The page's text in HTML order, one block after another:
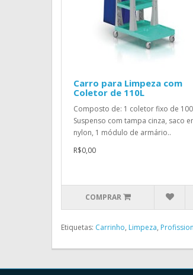
Carro para Limpeza com
Coletor de 110L
Composto de: 1 coletor fixo de 100
Suspenso com tampa cinza, saco
nylon, 1 módulo de armário..
R$0,00
COMPRAR
Etiquetas: Carrinho, Limpeza,